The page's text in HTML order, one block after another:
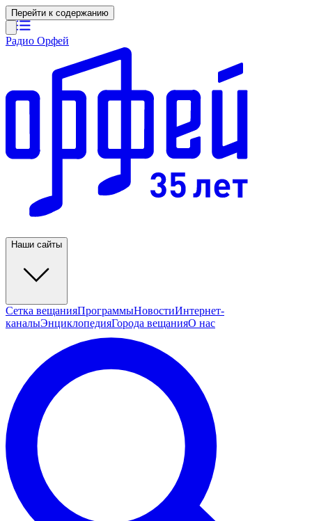
Перейти к содержанию
Радио Орфей
Наши сайты
Сетка вещанияПрограммыНовостиИнтернет-
каналыЭнциклопедияГорода вещанияО нас